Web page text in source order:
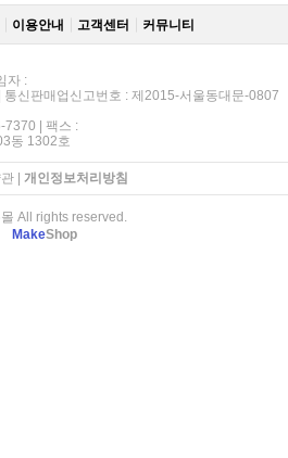
이용안내 고객센터 커뮤니티
자 :
신판매업신고번호 : 제2015-서울동대문-0807
7370 | 팩스 :
동 1302호
| 개인정보처리방침
All rights reserved.
MakeShop